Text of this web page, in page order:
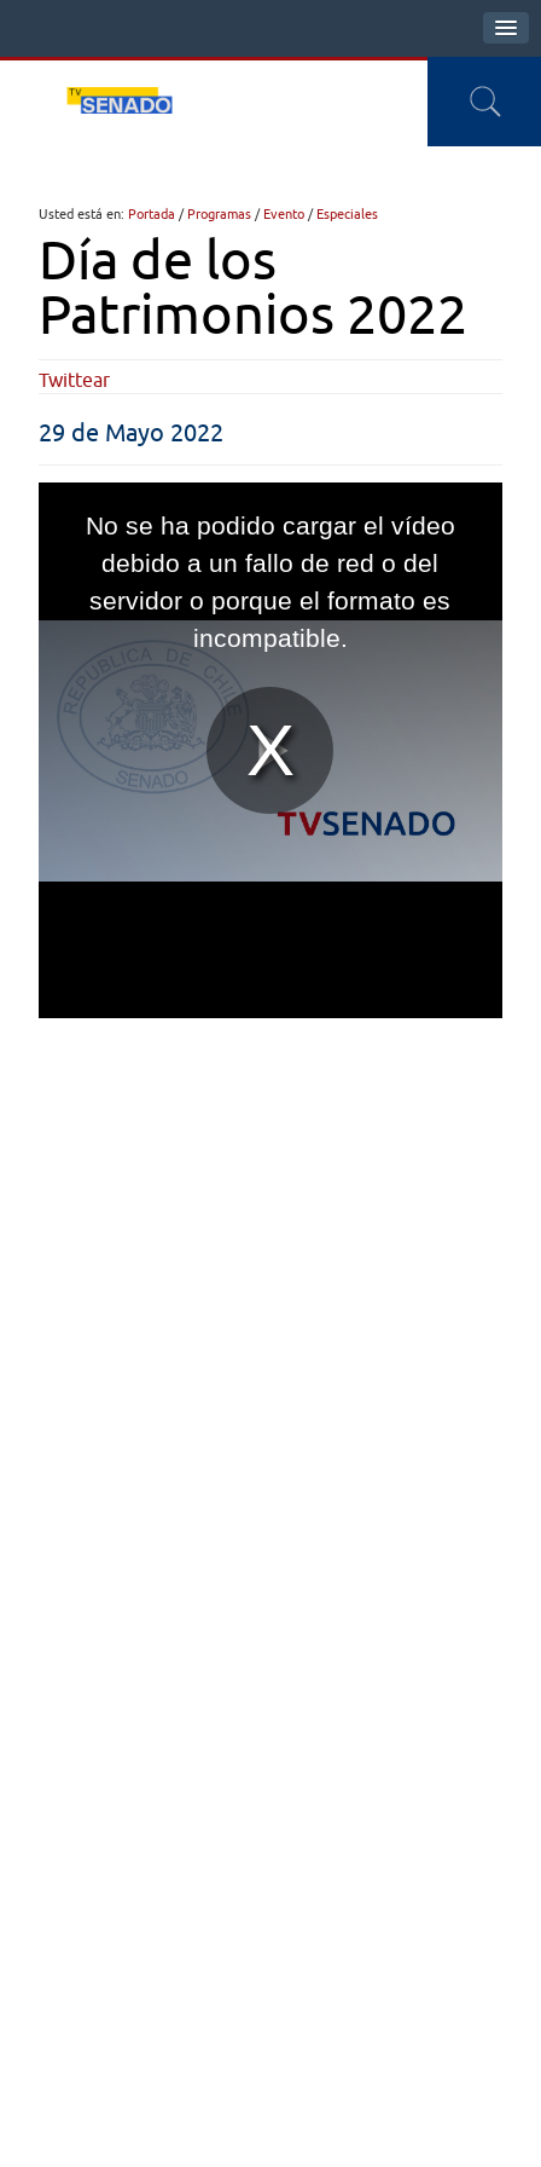
Usted está en: Portada / Programas / Evento / Especiales
Día de los
Patrimonios 2022
Twittear
29 de Mayo 2022
window.
No se ha podido cargar el vídeo
debido a un fallo de red o del
servidor o porque el formato es
incompatible.